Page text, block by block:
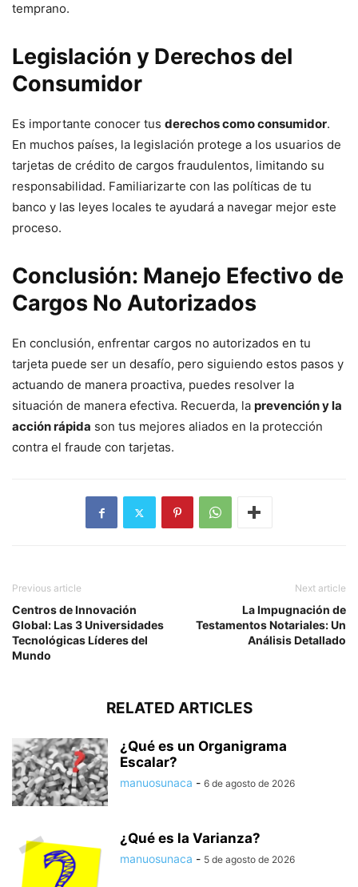
temprano.
Legislación y Derechos del
Consumidor
Es importante conocer tus derechos como consumidor.
En muchos países, la legislación protege a los usuarios de
tarjetas de crédito de cargos fraudulentos, limitando su
responsabilidad. Familiarizarte con las políticas de tu
banco y las leyes locales te ayudará a navegar mejor este
proceso.
Conclusión: Manejo Efectivo de
Cargos No Autorizados
En conclusión, enfrentar cargos no autorizados en tu
tarjeta puede ser un desafío, pero siguiendo estos pasos y
actuando de manera proactiva, puedes resolver la
situación de manera efectiva. Recuerda, la prevención y la
acción rápida son tus mejores aliados en la protección
contra el fraude con tarjetas.
Previous article
Centros de Innovación
Global: Las 3 Universidades
Tecnológicas Líderes del
Mundo
Next article
La Impugnación de
Testamentos Notariales: Un
Análisis Detallado
RELATED ARTICLES
¿Qué es un Organigrama
Escalar?
manuosunaca - 6 de agosto de 2026
¿Qué es la Varianza?
manuosunaca - 5 de agosto de 2026